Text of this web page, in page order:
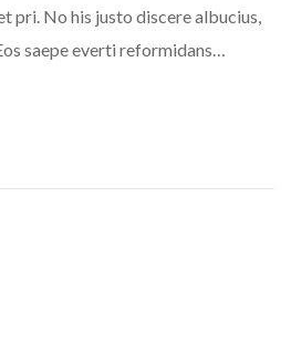
pri. No his justo discere albucius,
saepe everti reformidans…